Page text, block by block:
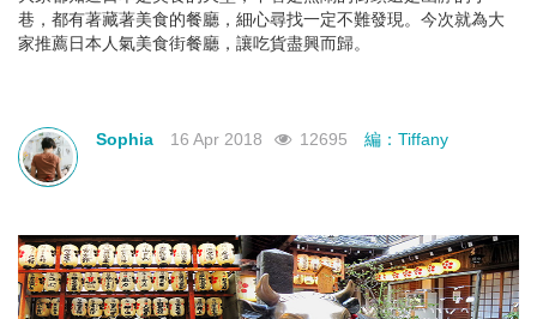
巷，都有著藏著美食的餐廳，細心尋找一定不難發現。今次就為大
家推薦日本人氣美食街餐廳，讓吃貨盡興而歸。
Sophia 16 Apr 2018 12695 編：Tiffany